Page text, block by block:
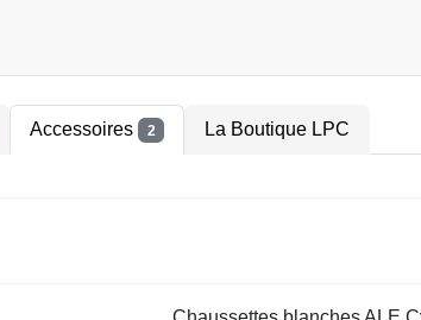
Accessoires 2 La Boutique LPC